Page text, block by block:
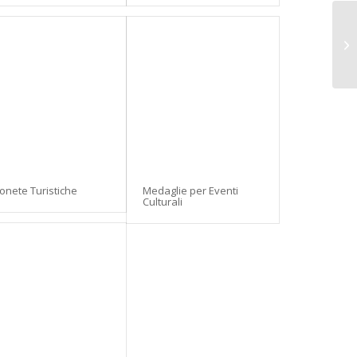
Turistiche Medaglie per Eventi
Culturali